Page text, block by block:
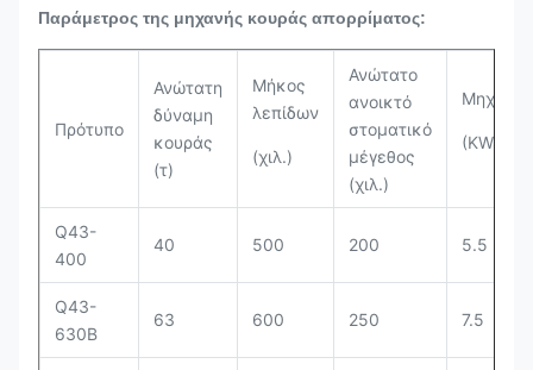
Παράμετρος της μηχανής κουράς απορρίματος:
Πρότυπο
Ανώτατη
δύναμη
κουράς
(τ)
Μήκος
λεπίδων
(χιλ.)
Ανώτατο
ανοικτό
στοματικό
μέγεθος
(χιλ.)
Μηχανή
(KW)
Q43-
400
40 500 200 5.5
Q43-
630B
63 600 250 7.5